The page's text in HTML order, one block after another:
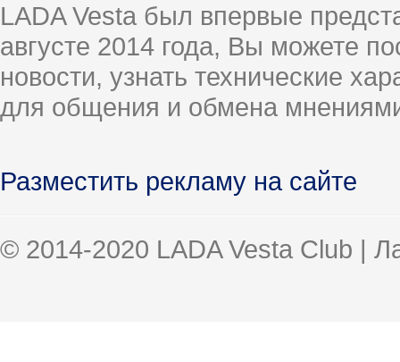
LADA Vesta был впервые
августе 2014 года, Вы можете
новости, узнать технические
для общения и обмена
Разместить рекламу на сайте
© 2014-2020 LADA Vesta Club |